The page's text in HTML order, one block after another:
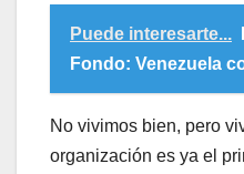
Puede interesarte...
Fondo: Venezuela
​No vivimos bien, pero
organización es ya el